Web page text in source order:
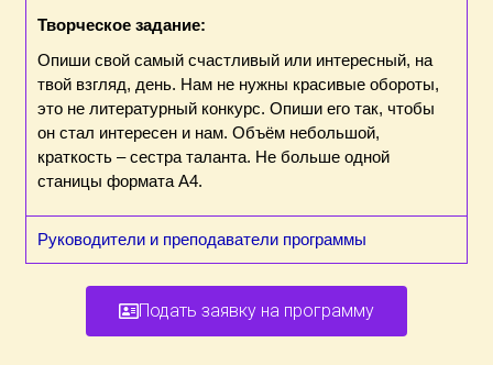
Творческое задание:
Опиши свой самый счастливый или интересный, на
твой взгляд, день. Нам не нужны красивые обороты,
это не литературный конкурс. Опиши его так, чтобы
он стал интересен и нам. Объём небольшой,
краткость – сестра таланта. Не больше одной
станицы формата А4.
Руководители и преподаватели программы
Подать заявку на программу